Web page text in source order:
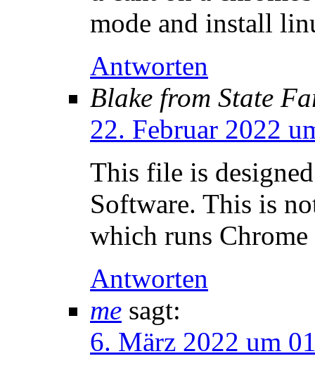
mode and install
Antworten
Blake from State
22. Februar 2022
This file is
Software. This is
which runs Chrome
Antworten
me sagt:
6. März 2022 um